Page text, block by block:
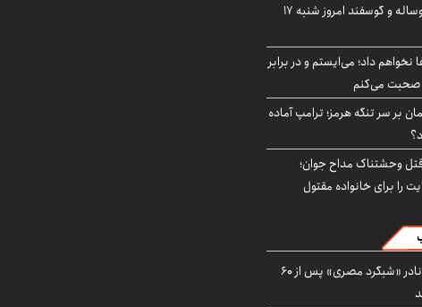
قیمت گوشت گوساله و گوسفند امروز شنبه ۱۷
نخواهم داد؛ می‌ایستم و در برابر
صحبت می‌کنم
بر سر تنگه هرمز؛ ترامپ آماده
وحشتناک مداح جوان؛
را برای خانواده مقتول
مشاهده پرنده نادر «شبگرد مصری» پس از ۶۰